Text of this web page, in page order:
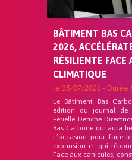
BÂTIMENT BAS
2026,
RÉSILIENTE FACE
CLIMATIQUE
le 15/07/2026 - Durée
Le Bâtiment Bas
édition du journal de
Férielle Deriche
Bas Carbone qui aura
L’occasion pour faire
expansion et qui
Face aux canicules,